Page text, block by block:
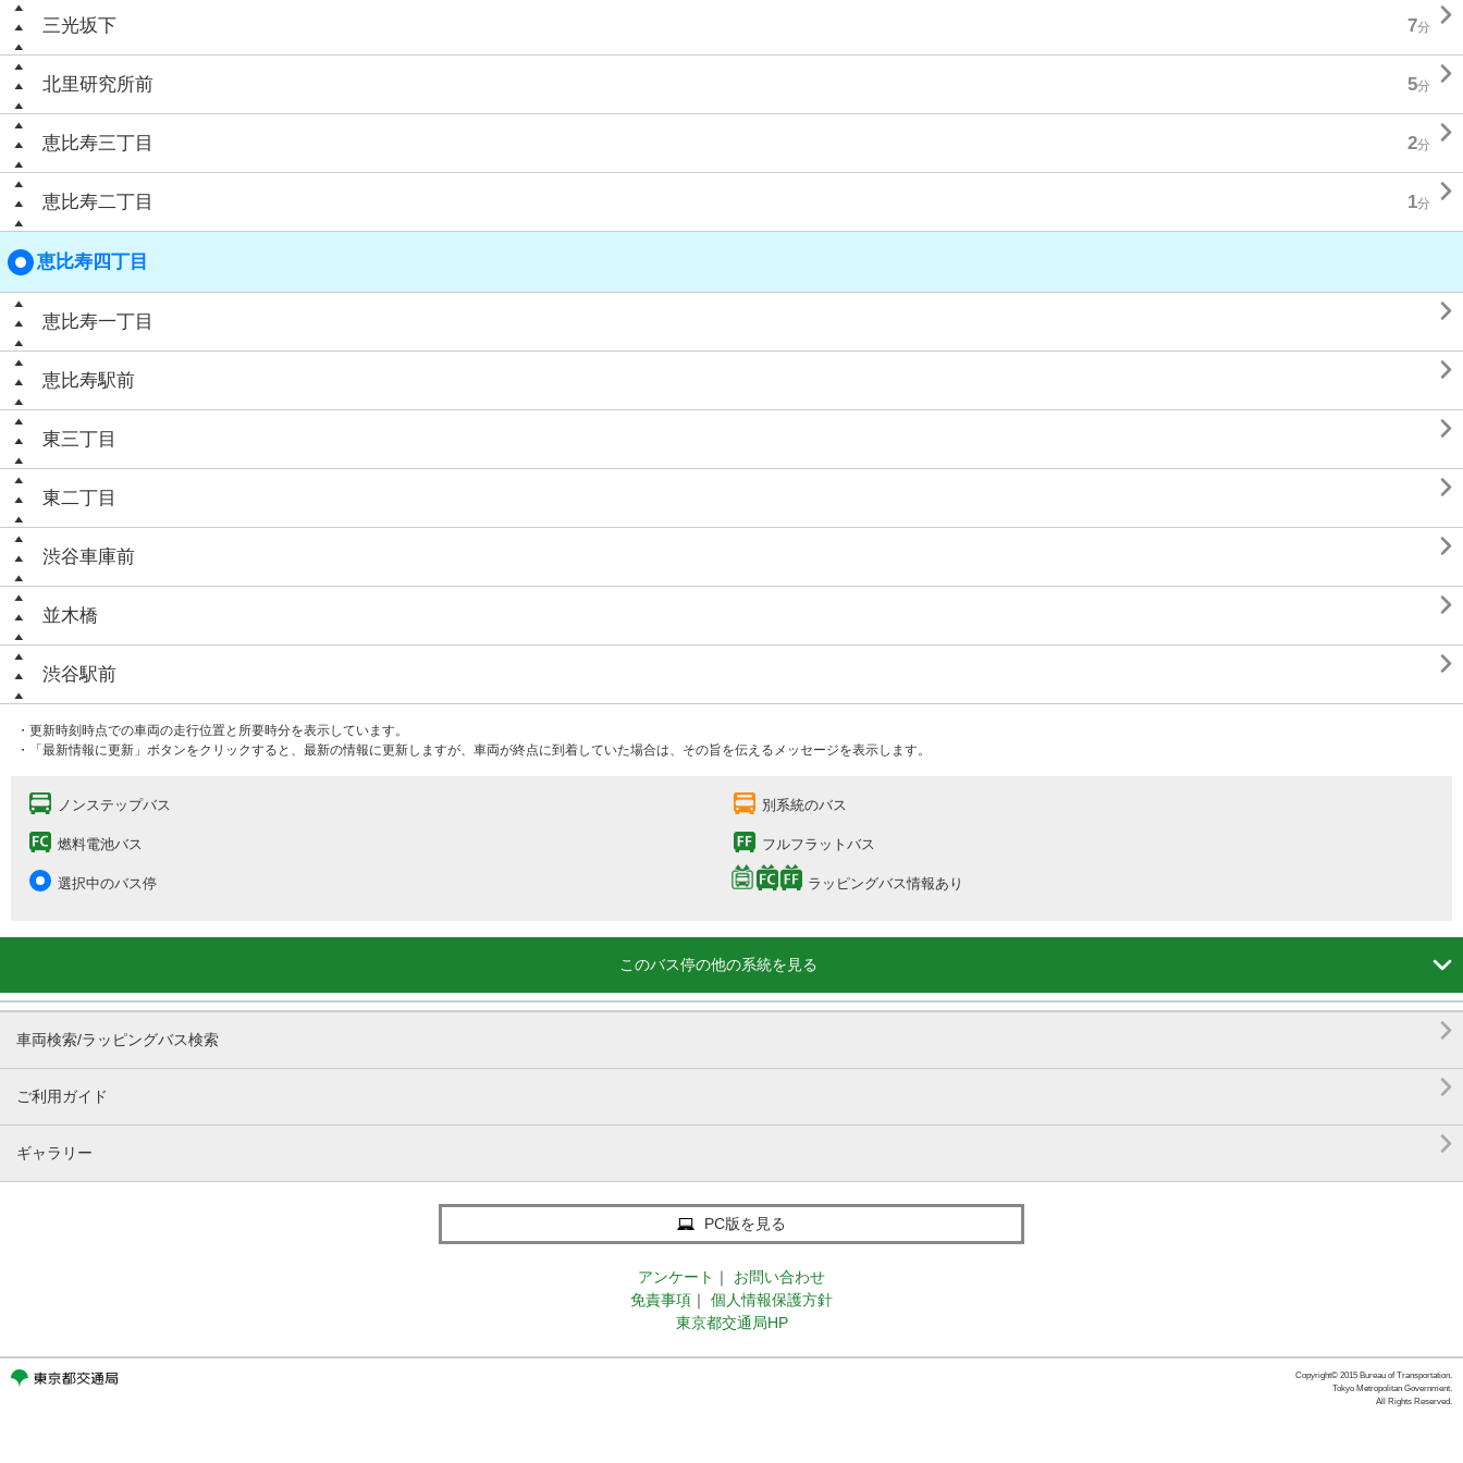
三光坂下 7分 
北里研究所前 5分 
恵比寿三丁目 2分 
恵比寿二丁目 1分 
恵比寿四丁目
恵比寿一丁目 
恵比寿駅前 
東三丁目 
東二丁目 
渋谷車庫前 
並木橋 
渋谷駅前 
・更新時刻時点での車両の走行位置と所要時分を表示しています。
・「最新情報に更新」ボタンをクリックすると、最新の情報に更新しますが、車両が終点に到着していた場合は、その旨を伝えるメッセージを表示します。
ノンステップバス 別系統のバス
燃料電池バス フルフラットバス
選択中のバス停 ラッピングバス情報あり
このバス停の他の系統を見る 
車両検索/ラッピングバス検索 
ご利用ガイド 
ギャラリー 
PC版を見る
アンケート ｜
お問い合わせ
免責事項 ｜
個人情報保護方針
東京都交通局HP
Copyright© 2015 Bureau of Transportation.
Tokyo Metropolitan Government.
All Rights Reserved.